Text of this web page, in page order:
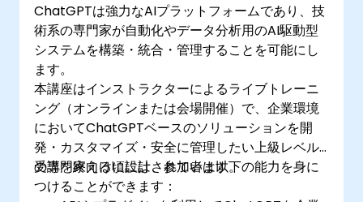
ChatGPTは強力なAIプラットフォームであり、技
術系の専門家が自動化やデータ分析用のAI駆動型
システムを構築・統合・管理することを可能にし
ます。
本講座はインストラクターによるライブトレーニ
ング（オンラインまたは会場開催）で、企業環境
においてChatGPTベースのソリューションを開
発・カスタマイズ・安全に管理したい上級レベル
の専門家向けに設計されています。
受講を終える頃には、参加者は以下の能力を身に
つけることができます：